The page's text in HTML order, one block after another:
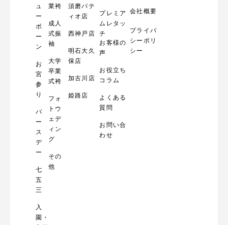
ュ
ー
ボ
ー
ン
お
宮
参
り
バ
ー
ス
デ
ー
七
五
三
入
園・
業袴
成人
式振
袖
大学
卒業
式袴
フォ
トウ
ェデ
ィン
グ
その
他
須磨パテ
ィオ店
西神戸店
明石大久
保店
加古川店
姫路店
プレミア
ムレタッ
チ
お客様の
声
お役立ち
コラム
よくある
質問
お問い合
わせ
会社概要
プライバ
シーポリ
シー